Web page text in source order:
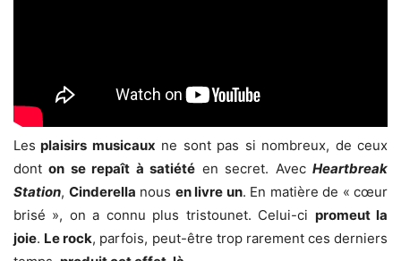
Les plaisirs musicaux ne sont pas si nombreux, de ceux
donton se repaît à satiété en secret. AvecHeartbreak
Station, Cinderella nous en livre un. En matière de « cœur
brisé », on a connu plus tristounet. Celui-ci promeut la
joie. Le rock, parfois, peut-être trop rarement ces derniers